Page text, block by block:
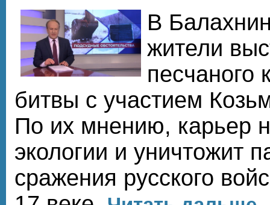
В
жители
песчаного
битвы с участием
По их мнению, карьер
экологии и уничтожит
сражения русского